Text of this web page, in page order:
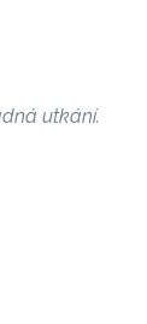
utkání.